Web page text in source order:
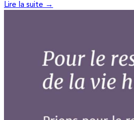
Lire la suite →